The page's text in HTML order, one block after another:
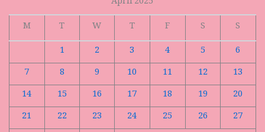
M
T W T F S
S
1
2 3 4 5
6
7
8 9 10 11 12
13
14
15 16 17 18 19
20
21
22 23 24 25 26
27